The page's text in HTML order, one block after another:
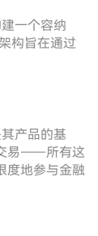
一个容纳
构旨在通过
产品的基
易——所有这
度地参与金融